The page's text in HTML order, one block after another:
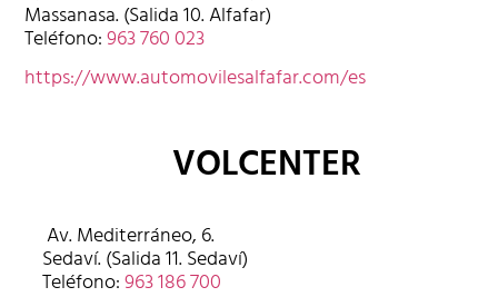
Massanasa. (Salida 10. Alfafar)
Teléfono:963 760 023
https://www.automovilesalfafar.com/es
VOLCENTER
Av. Mediterráneo, 6.
Sedaví. (Salida 11. Sedaví)
Teléfono:963 186 700